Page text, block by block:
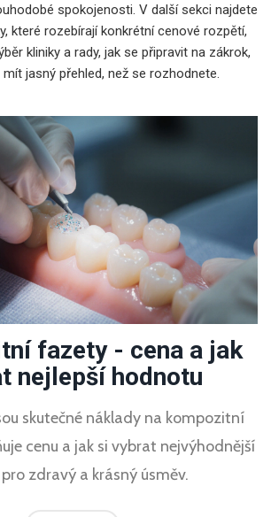
spokojenosti. V další sekci najdete
které rozebírají konkrétní cenové rozpětí,
kliniky a rady, jak se připravit na zákrok,
jasný přehled, než se rozhodnete.
fazety - cena a jak
nejlepší hodnotu
skutečné náklady na kompozitní
cenu a jak si vybrat nejvýhodnější
zdravý a krásný úsměv.